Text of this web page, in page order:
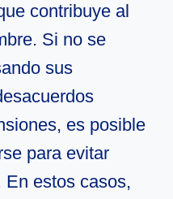
contribuye al
Si no se
sus
es posible
para evitar
En estos casos,